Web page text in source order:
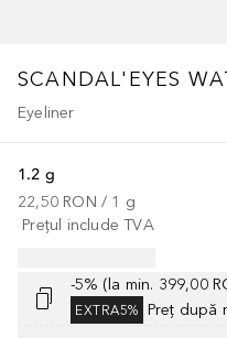
SCANDAL'EYES
Eyeliner
1.2 g
22,50 RON / 1 g
Prețul include TVA
-5% (la min. 399,00
EXTRA5% Preț după